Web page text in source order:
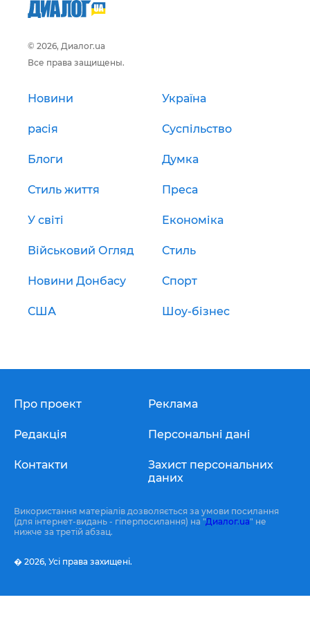
© 2026, Диалог.ua
Все права защищены.
Новини Україна
расія Суспільство
Блоги Думка
Стиль життя Преса
У світі Економіка
Військовий Огляд Стиль
Новини Донбасу Спорт
США Шоу-бізнес
Про проект
Редакція
Контакти
Реклама
Персональні дані
Захист персональних
даних
Використання матеріалів дозволяється за умови посилання
(для інтернет-видань - гіперпосилання) на "Диалог.ua" не
нижче за третій абзац.
� 2026, Усі права захищені.